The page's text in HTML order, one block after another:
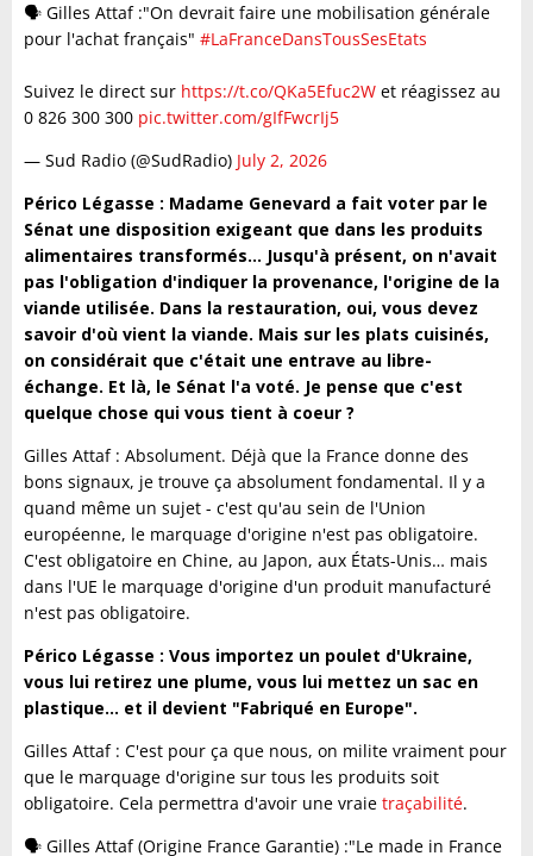
🗣️ Gilles Attaf :"On devrait faire une mobilisation générale
pour l'achat français" #LaFranceDansTousSesEtats
Suivez le direct sur https://t.co/QKa5Efuc2W et réagissez au
0 826 300 300 pic.twitter.com/gIfFwcrIj5
— Sud Radio (@SudRadio) July 2, 2026
Périco Légasse : Madame Genevard a fait voter par le
Sénat une disposition exigeant que dans les produits
alimentaires transformés… Jusqu'à présent, on n'avait
pas l'obligation d'indiquer la provenance, l'origine de la
viande utilisée. Dans la restauration, oui, vous devez
savoir d'où vient la viande. Mais sur les plats cuisinés,
on considérait que c'était une entrave au libre-
échange. Et là, le Sénat l'a voté. Je pense que c'est
quelque chose qui vous tient à coeur ?
Gilles Attaf : Absolument. Déjà que la France donne des
bons signaux, je trouve ça absolument fondamental. Il y a
quand même un sujet - c'est qu'au sein de l'Union
européenne, le marquage d'origine n'est pas obligatoire.
C'est obligatoire en Chine, au Japon, aux États-Unis… mais
dans l'UE le marquage d'origine d'un produit manufacturé
n'est pas obligatoire.
Périco Légasse : Vous importez un poulet d'Ukraine,
vous lui retirez une plume, vous lui mettez un sac en
plastique… et il devient "Fabriqué en Europe".
Gilles Attaf : C'est pour ça que nous, on milite vraiment pour
que le marquage d'origine sur tous les produits soit
obligatoire. Cela permettra d'avoir une vraie traçabilité.
🗣️ Gilles Attaf (Origine France Garantie) :"Le made in France